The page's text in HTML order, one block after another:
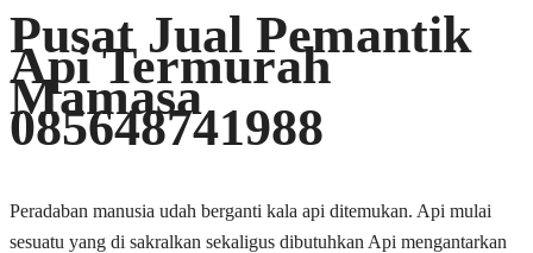
Pusat Jual Pemantik
Api Termurah
Mamasa
085648741988
Peradaban manusia udah berganti kala api ditemukan. Api mulai
sesuatu yang di sakralkan sekaligus dibutuhkan Api mengantarkan